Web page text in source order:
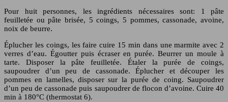
Pour huit personnes, les ingrédients nécessaires sont: 1 pâte
feuilletée ou pâte brisée, 5 coings, 5 pommes, cassonade, avoine,
noix de beurre.
Éplucher les coings, les faire cuire 15 min dans une marmite avec 2
verres d’eau. Égoutter puis écraser en purée. Beurrer un moule à
tarte. Disposer la pâte feuilletée. Étaler la purée de coings,
saupoudrer d’un peu de cassonade. Éplucher et découper les
pommes en lamelles, disposer sur la purée de coing. Saupoudrer
d’un peu de cassonade puis saupoudrer de flocon d’avoine. Cuire 40
min à 180°C (thermostat 6).